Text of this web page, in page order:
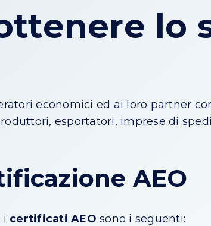
lo
economici ed ai loro partner
esportatori, imprese di
AEO
i certificati AEO sono i seguenti: